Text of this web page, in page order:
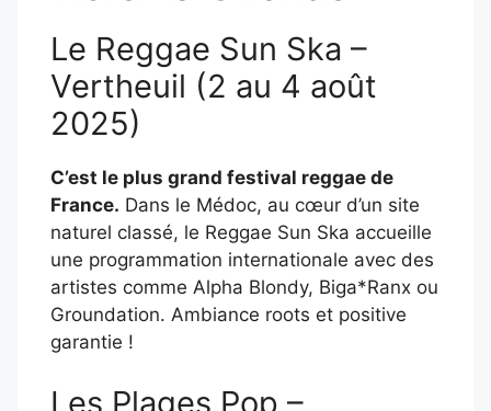
Le Reggae Sun Ska –
Vertheuil (2 au 4 août
2025)
C’est le plus grand festival reggae de
France. Dans le Médoc, au cœur d’un site
naturel classé, le Reggae Sun Ska accueille
une programmation internationale avec des
artistes comme Alpha Blondy, Biga*Ranx ou
Groundation. Ambiance roots et positive
garantie !
Les Plages Pop –